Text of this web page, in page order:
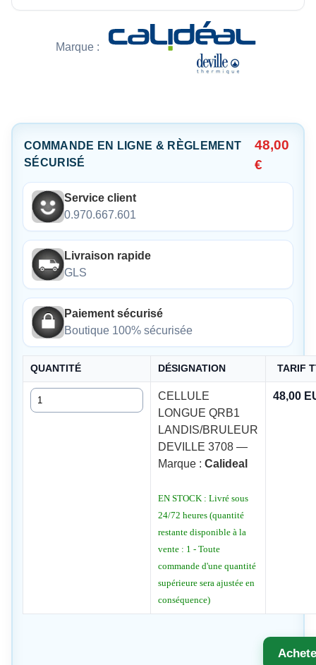
Marque :
COMMANDE EN LIGNE & RÈGLEMENT
SÉCURISÉ
48,00
€
Service client
0.970.667.601
Livraison rapide
GLS
Paiement sécurisé
Boutique 100% sécurisée
QUANTITÉ DÉSIGNATION TARIF
Quantité
CELLULE
LONGUE QRB1
LANDIS/BRULEUR
DEVILLE 3708 —
Marque : Calideal
EN STOCK : Livré sous
24/72 heures (quantité
restante disponible à la
vente : 1 - Toute
commande d'une quantité
supérieure sera ajustée en
conséquence)
48,00